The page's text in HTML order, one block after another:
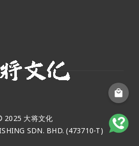
2025 大将文化
SDN. BHD. (473710-T)